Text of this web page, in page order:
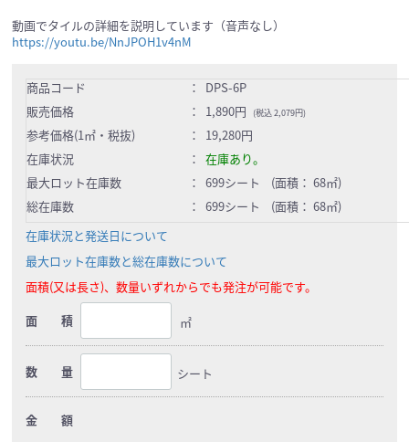
動画でタイルの詳細を説明しています（音声なし）
https://youtu.be/NnJPOH1v4nM
商品コード ：
DPS-6P
販売価格
： 1,890円 (税込 2,079円)
参考価格(1㎡・税抜) ：
19,280円
在庫状況
： 在庫あり。
最大ロット在庫数
：
699シート (面積： 68㎡)
総在庫数
：
699シート (面積： 68㎡)
在庫状況と発送日について
最大ロット在庫数と総在庫数について
面積(又は長さ)、数量いずれからでも発注が可能です。
面 積
㎡
数 量 シート
金 額